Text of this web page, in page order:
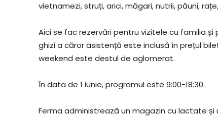
vietnamezi, struți, arici, măgari, nutrii, păuni,
Aici se fac rezervări pentru vizitele cu familia
ghizi a căror asistență este inclusă în prețul
weekend este destul de aglomerat.
În data de 1 iunie, programul este 9:00-18:30.
Ferma administrează un magazin cu lactate și